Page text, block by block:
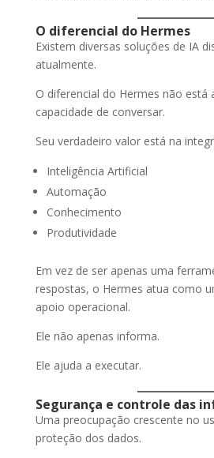
O diferencial do Hermes
Existem diversas soluções de IA
atualmente.
O diferencial do Hermes não está
capacidade de conversar.
Seu verdadeiro valor está na
Inteligência Artificial
Automação
Conhecimento
Produtividade
Em vez de ser apenas uma
respostas, o Hermes atua como
apoio operacional.
Ele não apenas informa.
Ele ajuda a executar.
Segurança e controle das
Uma preocupação crescente no
proteção dos dados.